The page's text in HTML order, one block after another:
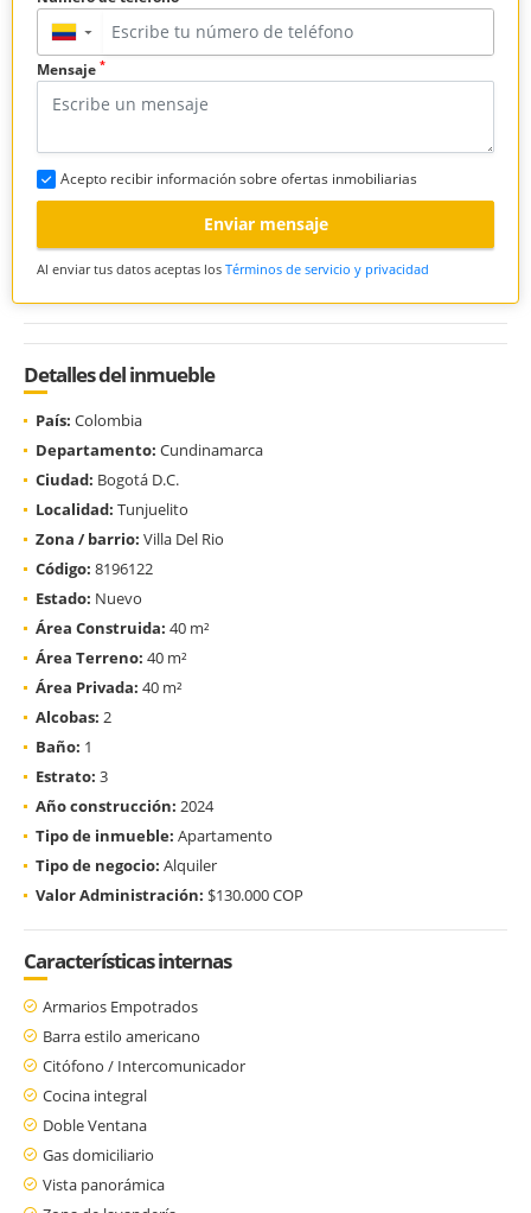
▼
Mensaje *
Acepto recibir información sobre ofertas inmobiliarias
Enviar mensaje
Al enviar tus datos aceptas los Términos de servicio y privacidad
Detalles del inmueble
País: Colombia
Departamento: Cundinamarca
Ciudad: Bogotá D.C.
Localidad: Tunjuelito
Zona / barrio: Villa Del Rio
Código: 8196122
Estado: Nuevo
Área Construida: 40 m²
Área Terreno: 40 m²
Área Privada: 40 m²
Alcobas: 2
Baño: 1
Estrato: 3
Año construcción: 2024
Tipo de inmueble: Apartamento
Tipo de negocio: Alquiler
Valor Administración: $130.000 COP
Características internas
Armarios Empotrados
Barra estilo americano
Citófono / Intercomunicador
Cocina integral
Doble Ventana
Gas domiciliario
Vista panorámica